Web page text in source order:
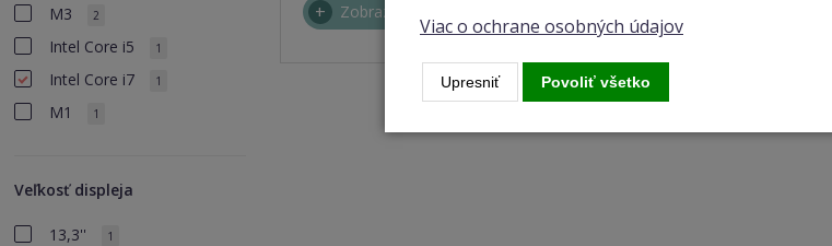
M3 2
Intel Core i5 1
Intel Core i7 1
M1 1
Veľkosť displeja
13,3'' 1
Zobraziť
Viac o ochrane osobných údajov
Upresniť Povoliť všetko